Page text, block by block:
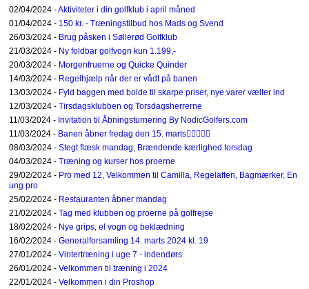
02/04/2024 -Aktiviteter i din golfklub i april måned
01/04/2024 - 150 kr. - Træningstilbud hos Mads og Svend
26/03/2024 - Brug påsken i Søllerød Golfklub
21/03/2024 - Ny foldbar golfvogn kun 1.199,-
20/03/2024 - Morgenfruerne og Quicke Quinder
14/03/2024 - Regelhjælp når der er vådt på banen
13/03/2024 - Fyld baggen med bolde til skarpe priser, nye varer vælter ind
12/03/2024 - Tirsdagsklubben og Torsdagsherrerne
11/03/2024 - Invitation til Åbningsturnering By NodicGolfers.com
11/03/2024 - Banen åbner fredag den 15. marts🏌️‍♂️⛳🏌️‍♀️
08/03/2024 - Stegt flæsk mandag, Brændende kærlighed torsdag
04/03/2024 - Træning og kurser hos proerne
29/02/2024 - Pro med 12, Velkommen til Camilla, Regelaften, Bagmærker, En
ung pro
25/02/2024 - Restauranten åbner mandag
21/02/2024 - Tag med klubben og proerne på golfrejse
18/02/2024 - Nye grips, el vogn og beklædning
16/02/2024 - Generalforsamling 14. marts 2024 kl. 19
27/01/2024 - Vintertræning i uge 7 - indendørs
26/01/2024 - Velkommen til træning i 2024
22/01/2024 - Velkommen i din Proshop